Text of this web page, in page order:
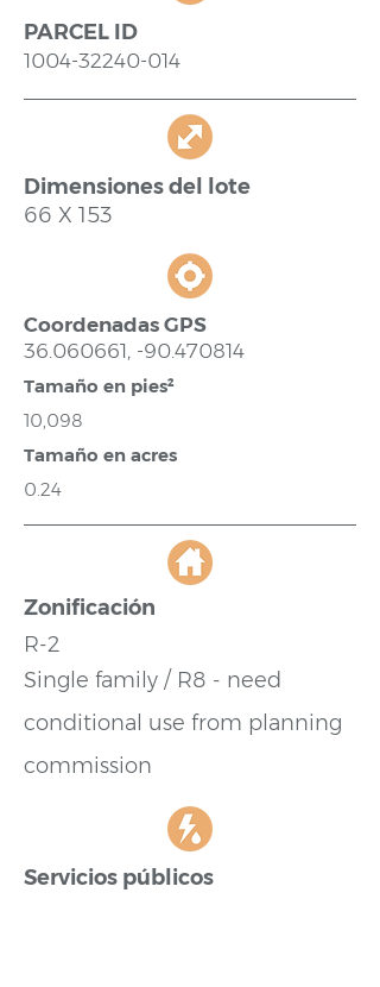
PARCEL ID
1004-32240-014
Dimensiones del lote
66 X 153
Coordenadas GPS
36.060661, -90.470814
Tamaño en pies²
10,098
Tamaño en acres
0.24
Zonificación
R-2
Single family / R8 - need
conditional use from planning
commission
Servicios públicos